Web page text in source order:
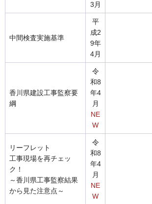
3月
中間検査実施基準
平
成2
9年
4月
香川県建設工事監察要
綱
令
和8
年4
月
NE
W
リーフレット
工事現場を再チェッ
ク！
～香川県工事監察結果
から見た注意点～
令
和8
年4
月
NE
W